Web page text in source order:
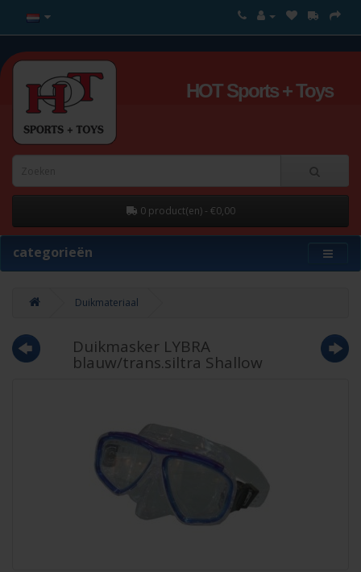
HOT Sports + Toys
0 product(en) - €0,00
categorieën
Duikmateriaal
Duikmasker LYBRA
blauw/trans.siltra Shallow